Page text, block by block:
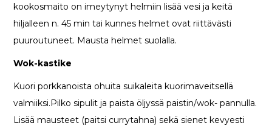
kookosmaito on imeytynyt helmiin lisää vesi ja keitä
hiljalleen n. 45 min tai kunnes helmet ovat riittävästi
puuroutuneet. Mausta helmet suolalla.
Wok-kastike
Kuori porkkanoista ohuita suikaleita kuorimaveitsellä
valmiiksi.Pilko sipulit ja paista öljyssä paistin/wok- pannulla.
Lisää mausteet (paitsi currytahna) sekä sienet kevyesti